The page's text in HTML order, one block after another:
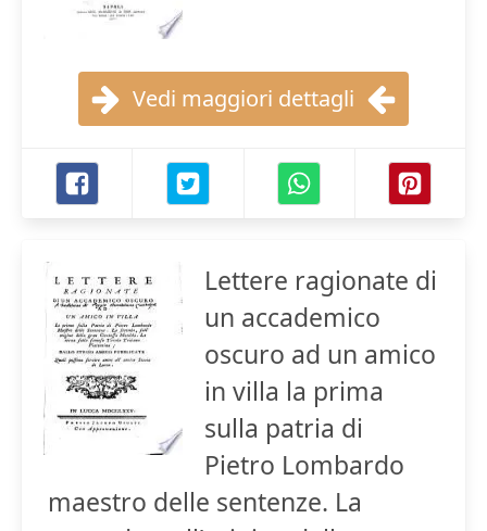
Vedi maggiori dettagli
Lettere ragionate di
un accademico
oscuro ad un amico
in villa la prima
sulla patria di
Pietro Lombardo
maestro delle sentenze. La